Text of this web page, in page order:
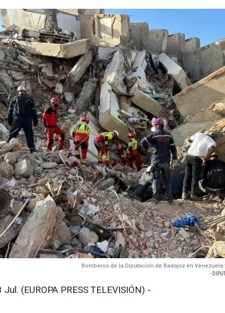
Bomberos de la Diputación de Badajoz en
-
(EUROPA PRESS TELEVISIÓN) -